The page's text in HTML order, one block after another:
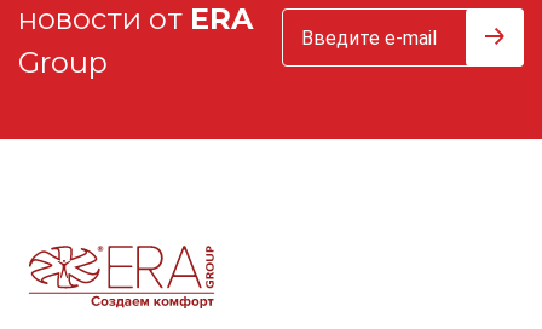
новости от ERA
Group